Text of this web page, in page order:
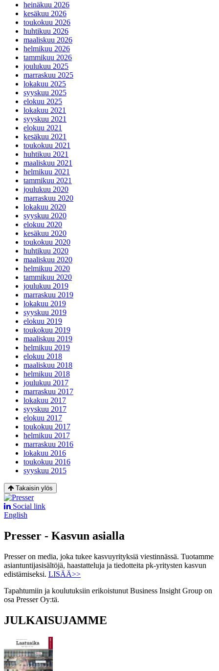
heinäkuu 2026
kesäkuu 2026
toukokuu 2026
huhtikuu 2026
maaliskuu 2026
helmikuu 2026
tammikuu 2026
joulukuu 2025
marraskuu 2025
lokakuu 2025
syyskuu 2025
elokuu 2025
lokakuu 2021
syyskuu 2021
elokuu 2021
kesäkuu 2021
toukokuu 2021
huhtikuu 2021
maaliskuu 2021
helmikuu 2021
tammikuu 2021
joulukuu 2020
marraskuu 2020
lokakuu 2020
syyskuu 2020
elokuu 2020
kesäkuu 2020
toukokuu 2020
huhtikuu 2020
maaliskuu 2020
helmikuu 2020
tammikuu 2020
joulukuu 2019
marraskuu 2019
lokakuu 2019
syyskuu 2019
elokuu 2019
toukokuu 2019
maaliskuu 2019
helmikuu 2019
elokuu 2018
maaliskuu 2018
helmikuu 2018
joulukuu 2017
marraskuu 2017
lokakuu 2017
syyskuu 2017
elokuu 2017
toukokuu 2017
helmikuu 2017
marraskuu 2016
lokakuu 2016
toukokuu 2016
syyskuu 2015
Takaisin ylös
Social link
English
Presser - Kasvun asialla
Presser on media, joka tukee kasvuyrityksiä viestinnässä. Tuotamme
asiantuntijasisältöjä, haastatteluja ja tiedotteita pk-yritysten kasvun
edistämiseksi. LISÄÄ>>
Tapahtumiin ja koulutuksiin erikoistunut Business Insight Group on
osa Presser Oy:tä.
JULKAISUJAMME